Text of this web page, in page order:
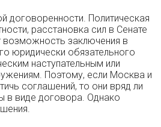
Политическая
расстановка сил в Сенате
возможность заключения в
юридически обязательного
наступательным или
Поэтому, если Москва и
соглашений, то они вряд ли
в виде договора. Однако